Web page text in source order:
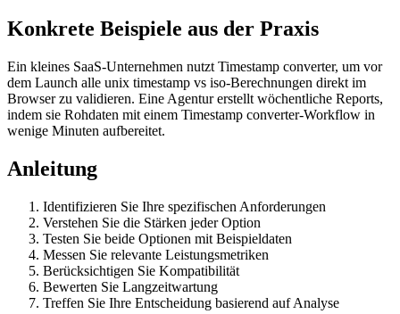
Konkrete Beispiele aus der Praxis
Ein kleines SaaS-Unternehmen nutzt Timestamp converter, um vor
dem Launch alle unix timestamp vs iso-Berechnungen direkt im
Browser zu validieren. Eine Agentur erstellt wöchentliche Reports,
indem sie Rohdaten mit einem Timestamp converter-Workflow in
wenige Minuten aufbereitet.
Anleitung
Identifizieren Sie Ihre spezifischen Anforderungen
Verstehen Sie die Stärken jeder Option
Testen Sie beide Optionen mit Beispieldaten
Messen Sie relevante Leistungsmetriken
Berücksichtigen Sie Kompatibilität
Bewerten Sie Langzeitwartung
Treffen Sie Ihre Entscheidung basierend auf Analyse